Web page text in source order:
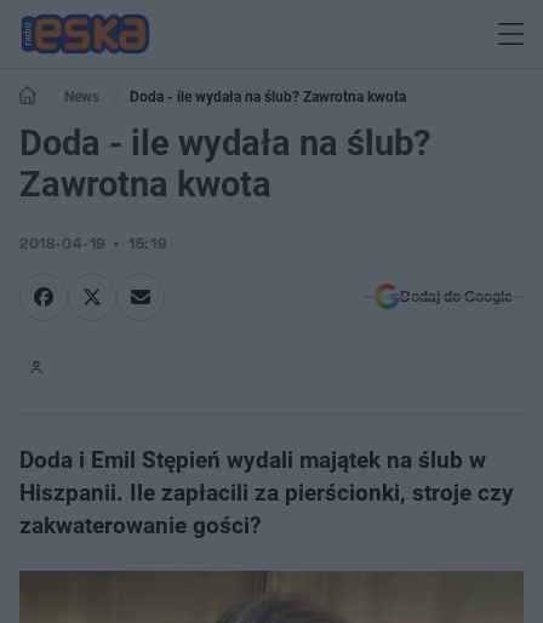
News Doda - ile wydała na ślub? Zawrotna kwota
Doda - ile wydała na ślub?
Zawrotna kwota
2018-04-19 15:19
Dodaj do Google
Doda i Emil Stępień wydali majątek na ślub w
Hiszpanii. Ile zapłacili za pierścionki, stroje czy
zakwaterowanie gości?